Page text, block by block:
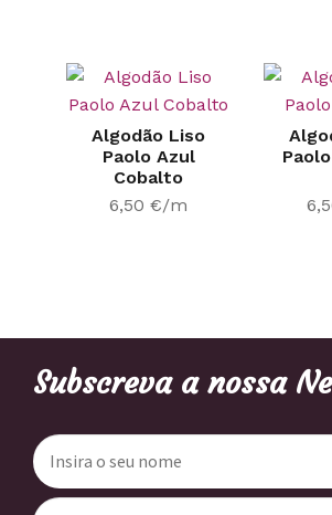
Algodão Liso
Paolo Azul
Cobalto
6,50 €/m
Subscreva a nossa